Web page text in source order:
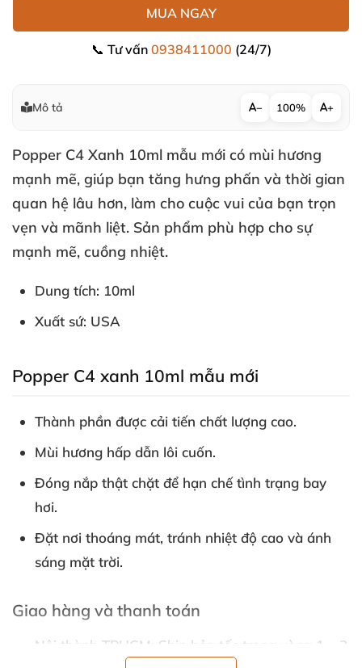
MUA NGAY
📞 Tư vấn 0938411000 (24/7)
Mô tả − 100% +
Popper C4 Xanh 10ml mẫu mới có mùi hương
mạnh mẽ, giúp bạn tăng hưng phấn và thời gian
quan hệ lâu hơn, làm cho cuộc vui của bạn trọn
vẹn và mãnh liệt. Sản phẩm phù hợp cho sự
mạnh mẽ, cuồng nhiệt.
Dung tích: 10ml
Xuất sứ: USA
Popper C4 xanh 10ml mẫu mới
Thành phần được cải tiến chất lượng cao.
Mùi hương hấp dẫn lôi cuốn.
Đóng nắp thật chặt để hạn chế tình trạng bay
hơi.
Đặt nơi thoáng mát, tránh nhiệt độ cao và ánh
sáng mặt trời.
Giao hàng và thanh toán
Nội thành TPHCM: Ship hỏa tốc trong vòng 1 – 2